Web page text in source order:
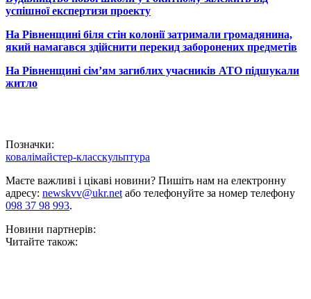
успішної експертизи проекту
На Рівненщині біля стін колонії затримали громадянина,
який намагався здійснити перекид заборонених предметів
На Рівненщині сім’ям загиблих учасників АТО підшукали
житло
Позначки:
ковалімайстер-класскульптура
Маєте важливі і цікаві новини? Пишіть нам на електронну
адресу: newskvv@ukr.netабо телефонуйте за номер телефону
098 37 98 993.
Новини партнерів:
Читайте також: